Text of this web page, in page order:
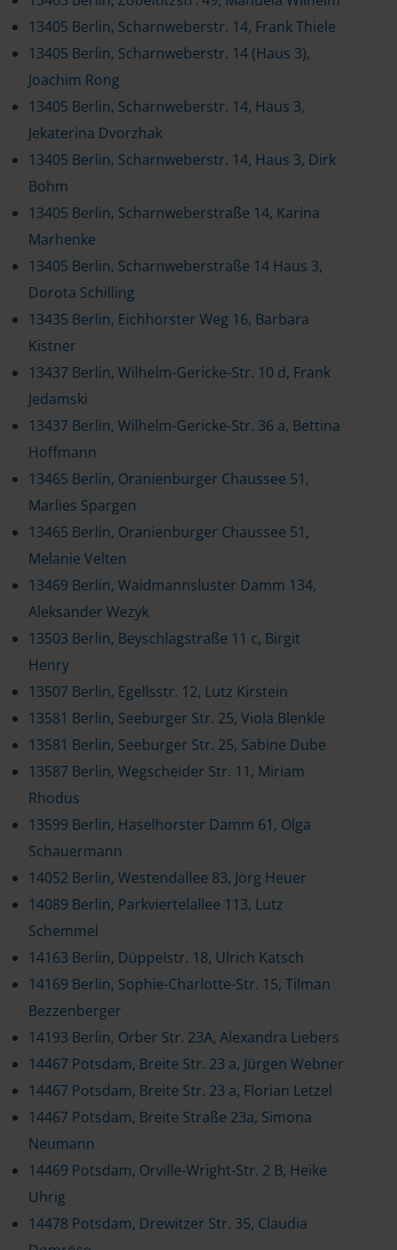
13405 Berlin, Scharnweberstr. 14, Frank Thiele
13405 Berlin, Scharnweberstr. 14 (Haus 3),
Joachim Rong
13405 Berlin, Scharnweberstr. 14, Haus 3,
Jekaterina Dvorzhak
13405 Berlin, Scharnweberstr. 14, Haus 3, Dirk
Bohm
13405 Berlin, Scharnweberstraße 14, Karina
Marhenke
13405 Berlin, Scharnweberstraße 14 Haus 3,
Dorota Schilling
13435 Berlin, Eichhorster Weg 16, Barbara
Kistner
13437 Berlin, Wilhelm-Gericke-Str. 10 d, Frank
Jedamski
13437 Berlin, Wilhelm-Gericke-Str. 36 a, Bettina
Hoffmann
13465 Berlin, Oranienburger Chaussee 51,
Marlies Spargen
13465 Berlin, Oranienburger Chaussee 51,
Melanie Velten
13469 Berlin, Waidmannsluster Damm 134,
Aleksander Wezyk
13503 Berlin, Beyschlagstraße 11 c, Birgit
Henry
13507 Berlin, Egellsstr. 12, Lutz Kirstein
13581 Berlin, Seeburger Str. 25, Viola Blenkle
13581 Berlin, Seeburger Str. 25, Sabine Dube
13587 Berlin, Wegscheider Str. 11, Miriam
Rhodus
13599 Berlin, Haselhorster Damm 61, Olga
Schauermann
14052 Berlin, Westendallee 83, Jörg Heuer
14089 Berlin, Parkviertelallee 113, Lutz
Schemmel
14163 Berlin, Düppelstr. 18, Ulrich Katsch
14169 Berlin, Sophie-Charlotte-Str. 15, Tilman
Bezzenberger
14193 Berlin, Orber Str. 23A, Alexandra Liebers
14467 Potsdam, Breite Str. 23 a, Jürgen Webner
14467 Potsdam, Breite Str. 23 a, Florian Letzel
14467 Potsdam, Breite Straße 23a, Simona
Neumann
14469 Potsdam, Orville-Wright-Str. 2 B, Heike
Uhrig
14478 Potsdam, Drewitzer Str. 35, Claudia